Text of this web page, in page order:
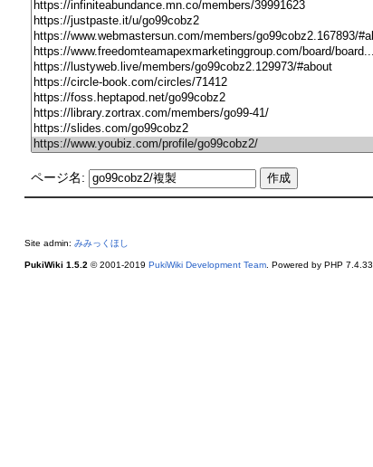
ページ名:
Site admin: みみっくほし
PukiWiki 1.5.2 © 2001-2019 PukiWiki Development Team. Powered by PHP